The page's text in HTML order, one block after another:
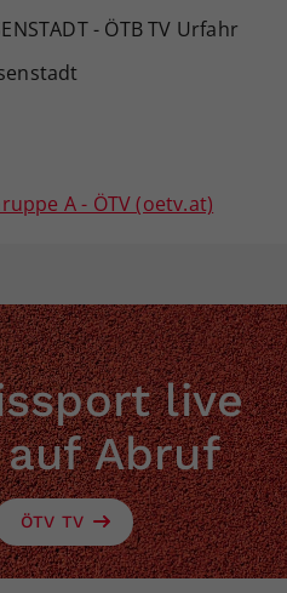
- ÖTB TV Urfahr
A - ÖTV (oetv.at)
live
Abruf
ÖTV TV